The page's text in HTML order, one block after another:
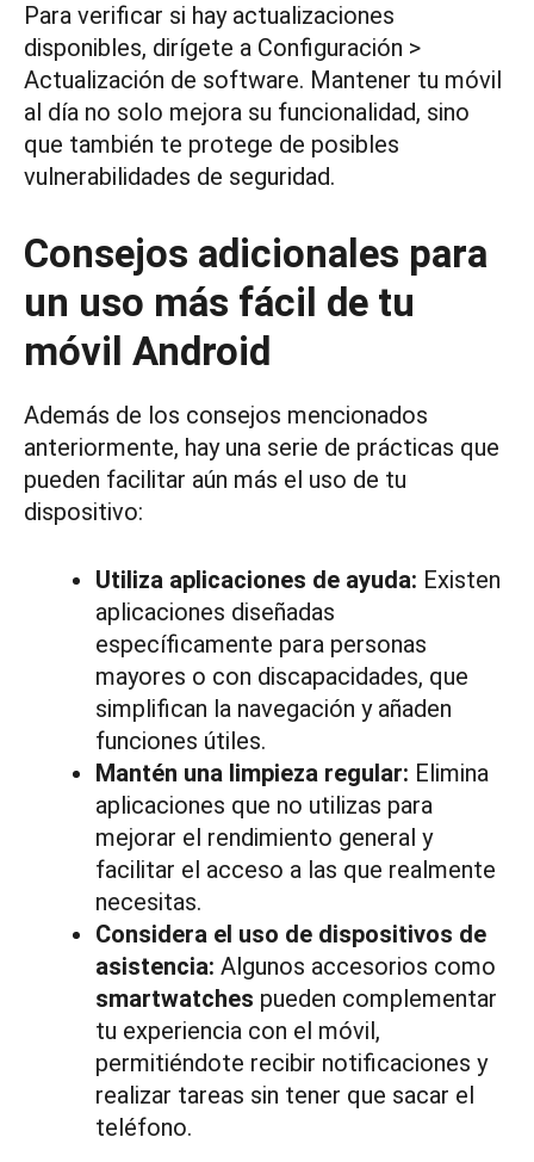
Para verificar si hay actualizaciones
disponibles, dirígete a Configuración >
Actualización de software. Mantener tu móvil
al día no solo mejora su funcionalidad, sino
que también te protege de posibles
vulnerabilidades de seguridad.
Consejos adicionales para
un uso más fácil de tu
móvil Android
Además de los consejos mencionados
anteriormente, hay una serie de prácticas que
pueden facilitar aún más el uso de tu
dispositivo:
Utiliza aplicaciones de ayuda: Existen
aplicaciones diseñadas
específicamente para personas
mayores o con discapacidades, que
simplifican la navegación y añaden
funciones útiles.
Mantén una limpieza regular: Elimina
aplicaciones que no utilizas para
mejorar el rendimiento general y
facilitar el acceso a las que realmente
necesitas.
Considera el uso de dispositivos de
asistencia: Algunos accesorios como
smartwatches pueden complementar
tu experiencia con el móvil,
permitiéndote recibir notificaciones y
realizar tareas sin tener que sacar el
teléfono.